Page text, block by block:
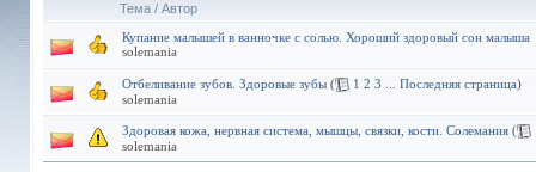
Тема / Автор
Купание малышей в ванночке с солью. Хороший здоровый сон малыша
solemania
Отбеливание зубов. Здоровые зубы ( 1 2 3 Последняя страница)
solemania
Здоровая кожа, нервная система, мышцы, связки, кости. Солемания (
solemania